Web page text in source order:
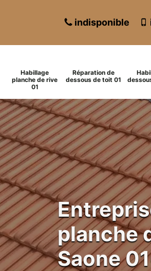
indisponible
Habillage
planche de rive
01
Réparation de
dessous de toit 01
planche
Saone